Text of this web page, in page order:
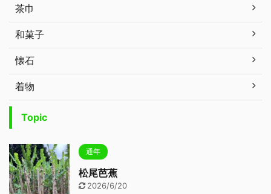
茶巾
和菓子
懐石
着物
Topic
通年
松尾芭蕉
2026/6/20